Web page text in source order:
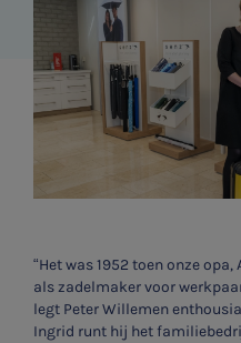
“Het was 1952 toen onze
als zadelmaker voor
legt Peter Willemen
Ingrid runt hij het